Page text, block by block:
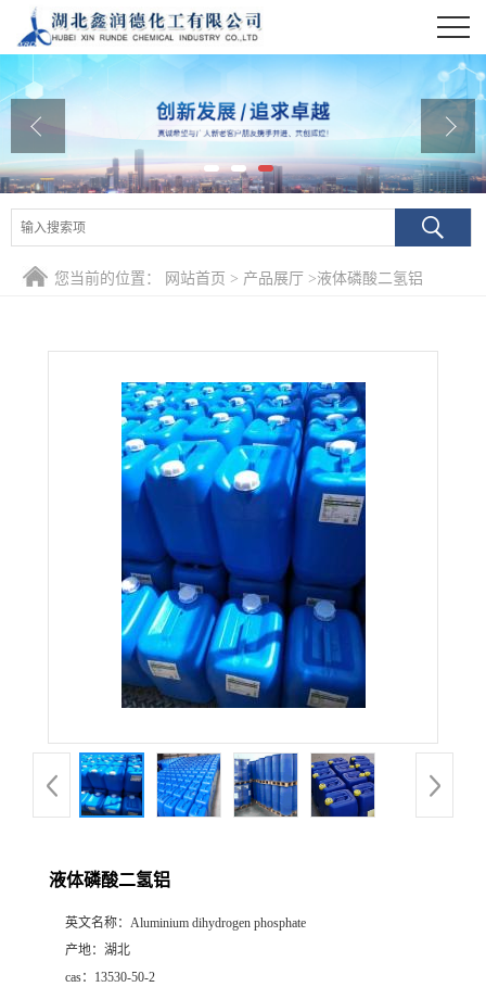
公司首页
公司介绍
公司动态
产品展厅
证书荣誉
您当前的位置： 网站首页 > 产品展厅 >液体磷酸二氢铝
液体磷酸二氢铝
英文名称： Aluminium dihydrogen phosphate
产地： 湖北
cas： 13530-50-2